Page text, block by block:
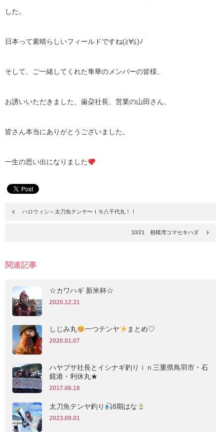
した。
日本って素晴らしいフィールドですね(≧∀≦)ﾉ
そして、ご一緒してくれた隼華のメンバーの皆様、
お誘いいただきました、歯朶社長、営業の山田さん、
皆さん本当にありがとうございました。
一生の思い出になりました
ハロウィン～太刀魚テンヤ〜ＩＮ八千代丸！！
10/21 相模湾コマセキハダ
関連記事
☆カワハギ 新米杯☆
2020.12.31
しじみ丸 一つテンヤ まとめ♡
2020.01.07
ハヤブサ社長とイシナギ釣りｉｎ三重県鳥羽市・石
鏡港・利休丸★
2017.06.18
太刀魚テンヤ釣り 8期はな
2023.09.01